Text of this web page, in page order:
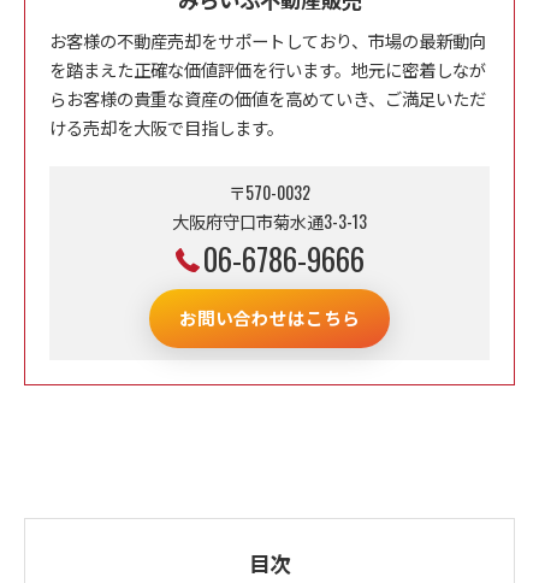
お客様の不動産売却をサポートしており、市場の最新動向
を踏まえた正確な価値評価を行います。地元に密着しなが
らお客様の貴重な資産の価値を高めていき、ご満足いただ
ける売却を大阪で目指します。
〒570-0032
大阪府守口市菊水通3-3-13
06-6786-9666
お問い合わせはこちら
目次